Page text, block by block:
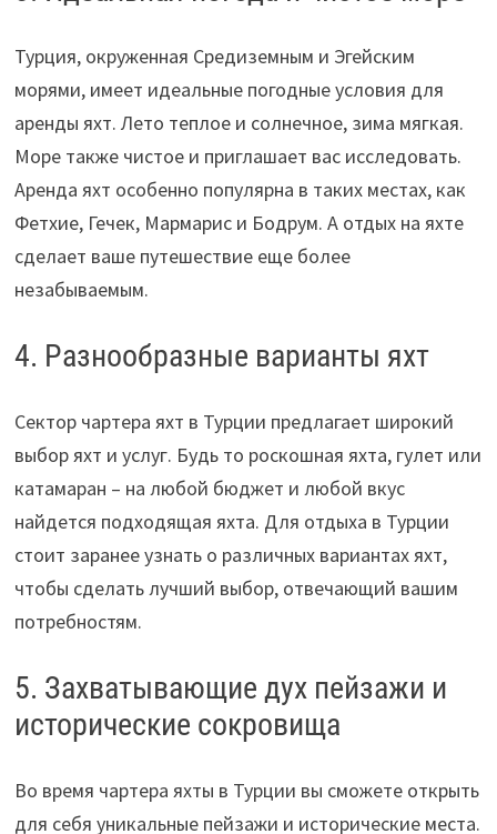
Турция, окруженная Средиземным и Эгейским
морями, имеет идеальные погодные условия для
аренды яхт. Лето теплое и солнечное, зима мягкая.
Море также чистое и приглашает вас исследовать.
Аренда яхт особенно популярна в таких местах, как
Фетхие, Гечек, Мармарис и Бодрум. А отдых на яхте
сделает ваше путешествие еще более
незабываемым.
4. Разнообразные варианты яхт
Сектор чартера яхт в Турции предлагает широкий
выбор яхт и услуг. Будь то роскошная яхта, гулет или
катамаран – на любой бюджет и любой вкус
найдется подходящая яхта. Для отдыха в Турции
стоит заранее узнать о различных вариантах яхт,
чтобы сделать лучший выбор, отвечающий вашим
потребностям.
5. Захватывающие дух пейзажи и
исторические сокровища
Во время чартера яхты в Турции вы сможете открыть
для себя уникальные пейзажи и исторические места.